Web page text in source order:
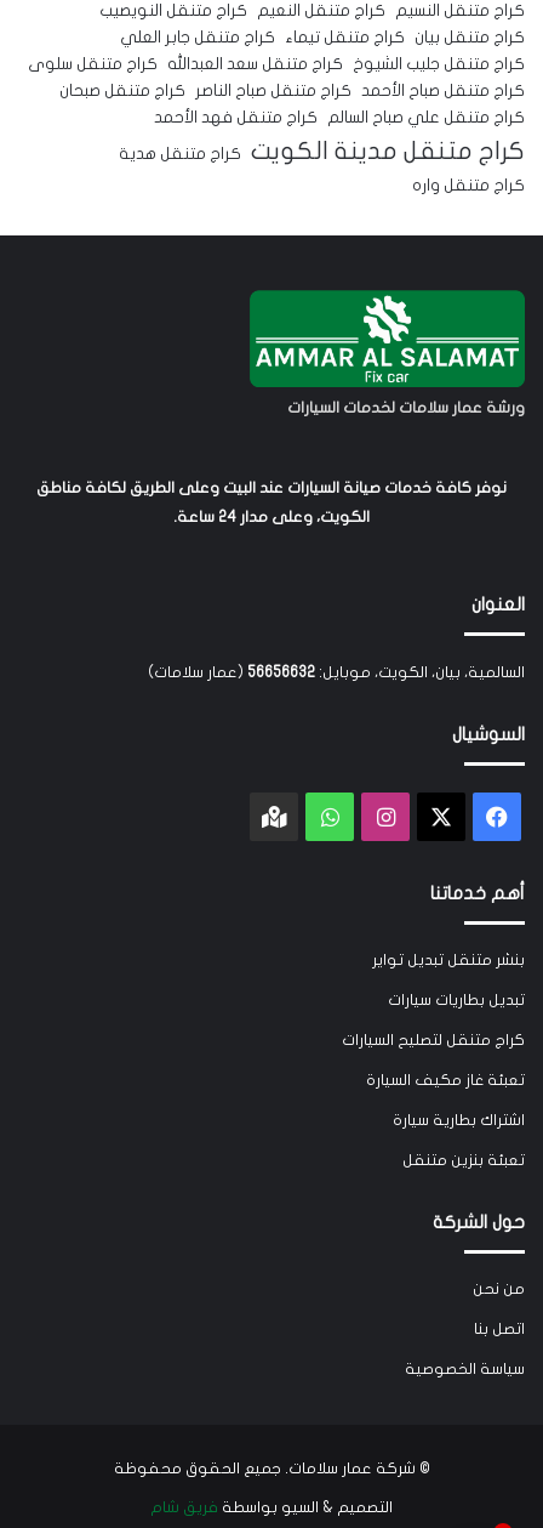
كراج متنقل النسيم
كراج متنقل النعيم
كراج متنقل النويصيب
كراج متنقل بيان
كراج متنقل تيماء
كراج متنقل جابر العلي
كراج متنقل جليب الشيوخ
كراج متنقل سعد العبدالله
كراج متنقل سلوى
كراج متنقل صباح الأحمد
كراج متنقل صباح الناصر
كراج متنقل صبحان
كراج متنقل علي صباح السالم
كراج متنقل فهد الأحمد
كراج متنقل مدينة الكويت
كراج متنقل هدية
كراج متنقل واره
ورشة عمار سلامات لخدمات السيارات
نوفر كافة خدمات صيانة السيارات عند البيت وعلى الطريق لكافة مناطق
الكويت، وعلى مدار 24 ساعة.
العنوان
السالمية، بيان، الكويت، موبايل: 56656632 (عمار سلامات)
السوشيال
فيسبوك انستقرامواتسابGoogle
أهم خدماتنا
بنشر متنقل تبديل تواير
تبديل بطاريات سيارات
كراج متنقل لتصليح السيارات
تعبئة غاز مكيف السيارة
اشتراك بطارية سيارة
تعبئة بنزين متنقل
حول الشركة
من نحن
اتصل بنا
سياسة الخصوصية
© شركة عمار سلامات . جميع الحقوق محفوظة
التصميم & السيو بواسطة فريق شام